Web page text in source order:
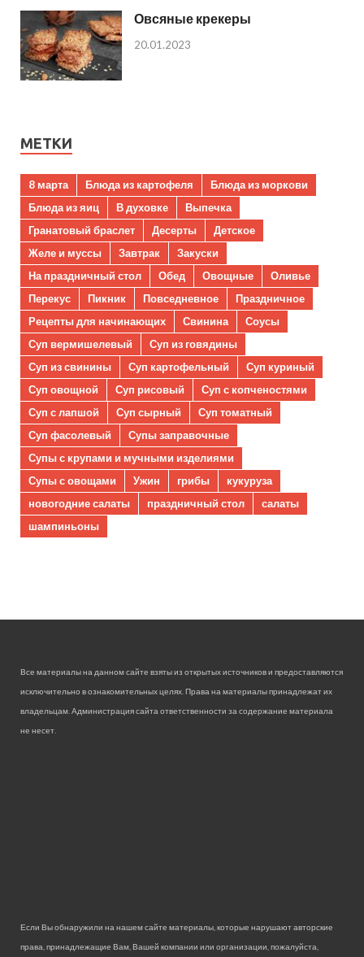
Овсяные крекеры
20.01.2023
МЕТКИ
8 марта Блюда из картофеля
Блюда из моркови
Блюда из яиц
В духовке
Выпечка
Гранатовый браслет
Десерты
Детское
Желе и муссы
Завтрак
Закуски
На праздничный стол
Обед Овощные
Оливье
Перекус
Пикник Повседневное
Праздничное
Рецепты для начинающих
Свинина
Соусы
Суп вермишелевый
Суп из говядины
Суп из свинины
Суп картофельный
Суп куриный
Суп овощной
Суп рисовый
Суп с копченостями
Суп с лапшой
Суп сырный
Суп томатный
Суп фасолевый
Супы заправочные
Супы с крупами и мучными изделиями
Супы с овощами
Ужин грибы
кукуруза
новогодние салаты
праздничный стол
салаты
шампиньоны
Все материалы на данном сайте взяты из открытых источников и предоставляются
исключительно в ознакомительных целях. Права на материалы принадлежат их
владельцам. Администрация сайта ответственности за содержание материала
не несет.
Если Вы обнаружили на нашем сайте материалы, которые нарушают авторские
права, принадлежащие Вам, Вашей компании или организации, пожалуйста,